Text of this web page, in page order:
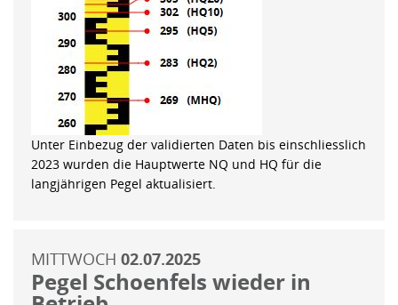
Unter Einbezug der validierten Daten bis einschliesslich
2023 wurden die Hauptwerte NQ und HQ für die
langjährigen Pegel aktualisiert.
MITTWOCH 02.07.2025
Pegel Schoenfels wieder in